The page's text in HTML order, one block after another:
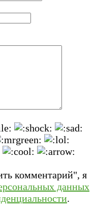
комментарий", я
данных
.